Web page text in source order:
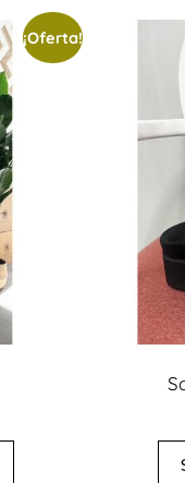
¡Oferta!